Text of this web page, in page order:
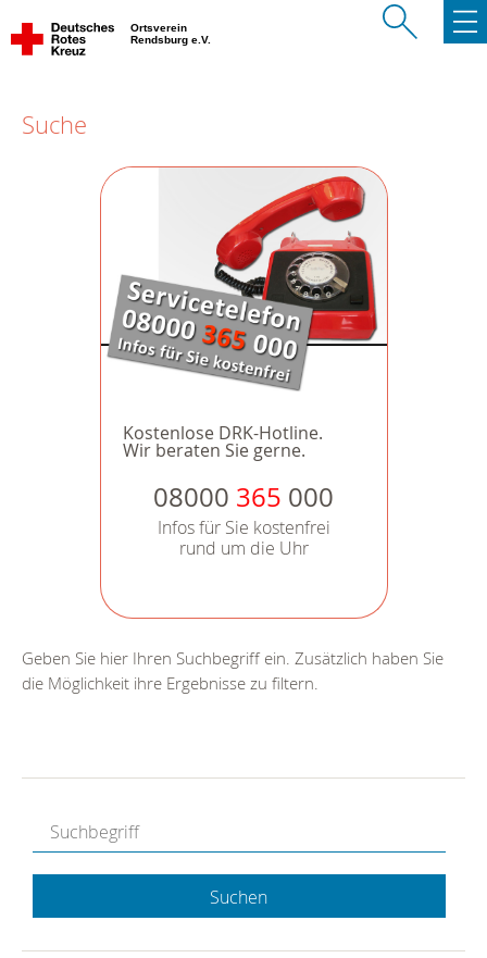
Ortsverein
Rendsburg e.V.
Suche
Kostenlose DRK-Hotline.
Wir beraten Sie gerne.
08000 365 000
Infos für Sie kostenfrei
rund um die Uhr
Geben Sie hier Ihren Suchbegriff ein. Zusätzlich haben Sie
die Möglichkeit ihre Ergebnisse zu filtern.
Suchen